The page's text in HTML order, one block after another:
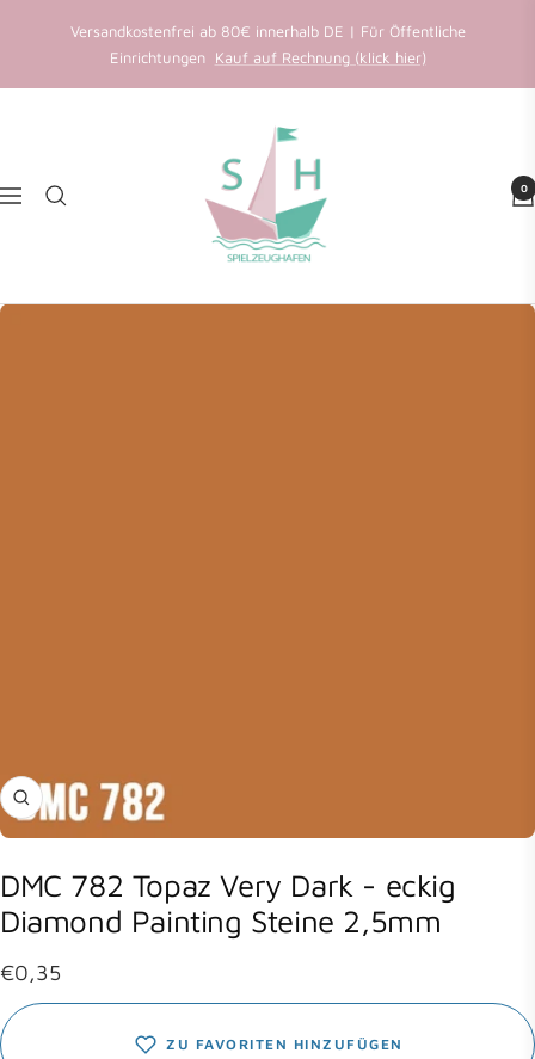
Favoriten speichern
Wir senden einen Anmeldecode an Ihre E-Mail.
Versandkostenfrei ab 80€ innerhalb DE | Für Öffentliche
Einrichtungen Kauf auf Rechnung (klick hier)
Navigation
0
Zoom
DMC 782 Topaz Very Dark - eckig
Diamond Painting Steine 2,5mm
Angebotspreis
€0,35
ZU FAVORITEN HINZUFÜGEN